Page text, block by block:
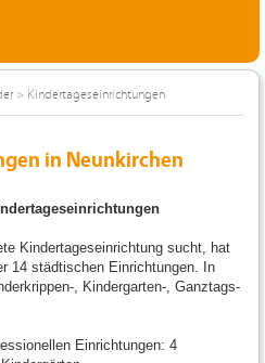
> Kindertageseinrichtungen
in Neunkirchen
Kindertageseinrichtung sucht, hat
14 städtischen Einrichtungen. In
, Kindergarten-, Ganztags-
Einrichtungen: 4